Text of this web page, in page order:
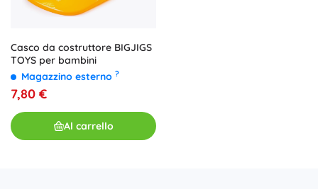
Casco da costruttore BIGJIGS
TOYS per bambini
Magazzino esterno ?
7,80 €
Al carrello